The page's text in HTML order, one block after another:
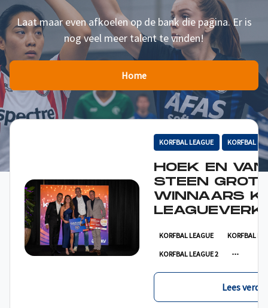
Laat maar even afkoelen op de bank die pagina. Er is
nog veel meer talent te vinden!
Home
KORFBAL LEAGUE KORFBAL
HOEK EN VAN
STEEN
WINNAARS
KORFBAL LEAGUE KORFBAL
KORFBAL LEAGUE 2
Lees verder